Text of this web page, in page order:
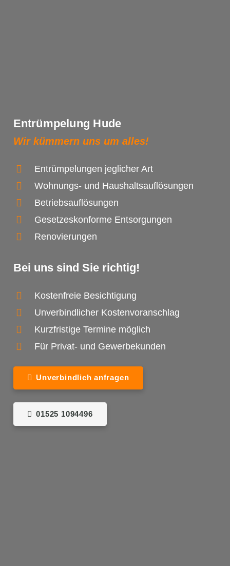
Entrümpelung Hude
Wir kümmern uns um alles!
Entrümpelungen jeglicher Art
Wohnungs- und Haushaltsauflösungen
Betriebsauflösungen
Gesetzeskonforme Entsorgungen
Renovierungen
Bei uns sind Sie richtig!
Kostenfreie Besichtigung
Unverbindlicher Kostenvoranschlag
Kurzfristige Termine möglich
Für Privat- und Gewerbekunden
Unverbindlich anfragen
01525 1094496